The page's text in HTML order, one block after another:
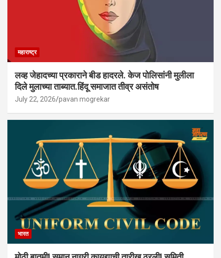
महाराष्ट्र
लव्ह जेहादच्या प्रकाराने बीड हादरले. केज पोलिसांनी मुलीला
दिले मुलाच्या ताब्यात.हिंदू समाजात तीव्र असंतोष
July 22, 2026 pavan mogrekar
भारत